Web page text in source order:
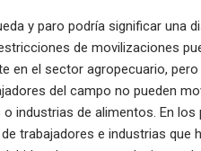
y paro podría significar una
de movilizaciones
en el sector agropecuario,
del campo no pueden
industrias de alimentos. En
trabajadores e industrias que